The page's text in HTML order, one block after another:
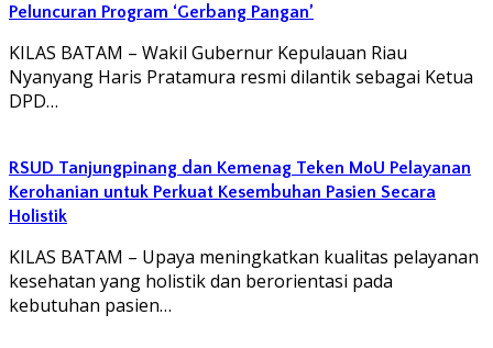
Peluncuran Program ‘Gerbang Pangan’
KILAS BATAM – Wakil Gubernur Kepulauan Riau
Nyanyang Haris Pratamura resmi dilantik sebagai Ketua
DPD…
RSUD Tanjungpinang dan Kemenag Teken MoU Pelayanan
Kerohanian untuk Perkuat Kesembuhan Pasien Secara
Holistik
KILAS BATAM – Upaya meningkatkan kualitas pelayanan
kesehatan yang holistik dan berorientasi pada
kebutuhan pasien…